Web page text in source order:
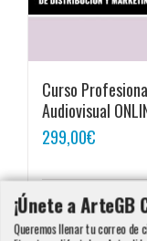
Curso
Audiovisual
299,00€
Añadir al carrito
¡Únete a ArteGB
Queremos llenar tu correo de